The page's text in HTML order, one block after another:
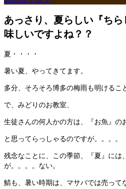
あっさり、夏らしい『ち
味しいですよね？？
夏・・・・
暑い夏、やってきてます。
多分、そろそろ博多の梅雨も明けるこ
で、みどりのお教室、
生徒さんの何人かの方は、『お魚』の
と思ってらっしゃるのですが。。。。
残念なことに、この季節、『夏』には
が。。。。ない。
鯖も、暑い時期は、マサバでは売って